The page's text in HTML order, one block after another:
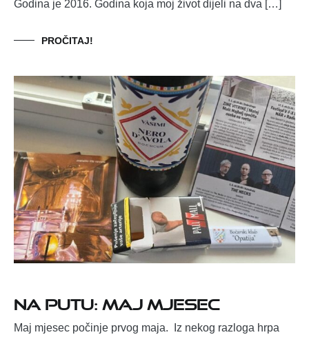
Godina je 2016. Godina koja moj život dijeli na dva […]
PROČITAJ!
NA PUTU: MAJ MJESEC
Maj mjesec počinje prvog maja. Iz nekog razloga hrpa